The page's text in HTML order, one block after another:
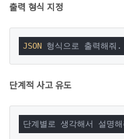
출력 형식 지정
JSON 형식으로 출력해줘.
단계적 사고 유도
단계별로 생각해서 설명